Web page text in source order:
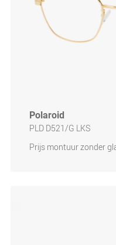
Polaroid
PLD D521/G LKS
Prijs montuur zonder